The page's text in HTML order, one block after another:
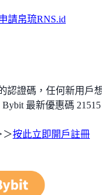
請帛琉RNS.id
認證碼，任何新用戶
最新優惠碼
＞按此立即開戶註冊